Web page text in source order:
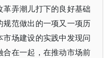
弄潮儿打下的良好基础
范做出的一项又一项历
场建设的实践中发现问
在一起，在推动市场前